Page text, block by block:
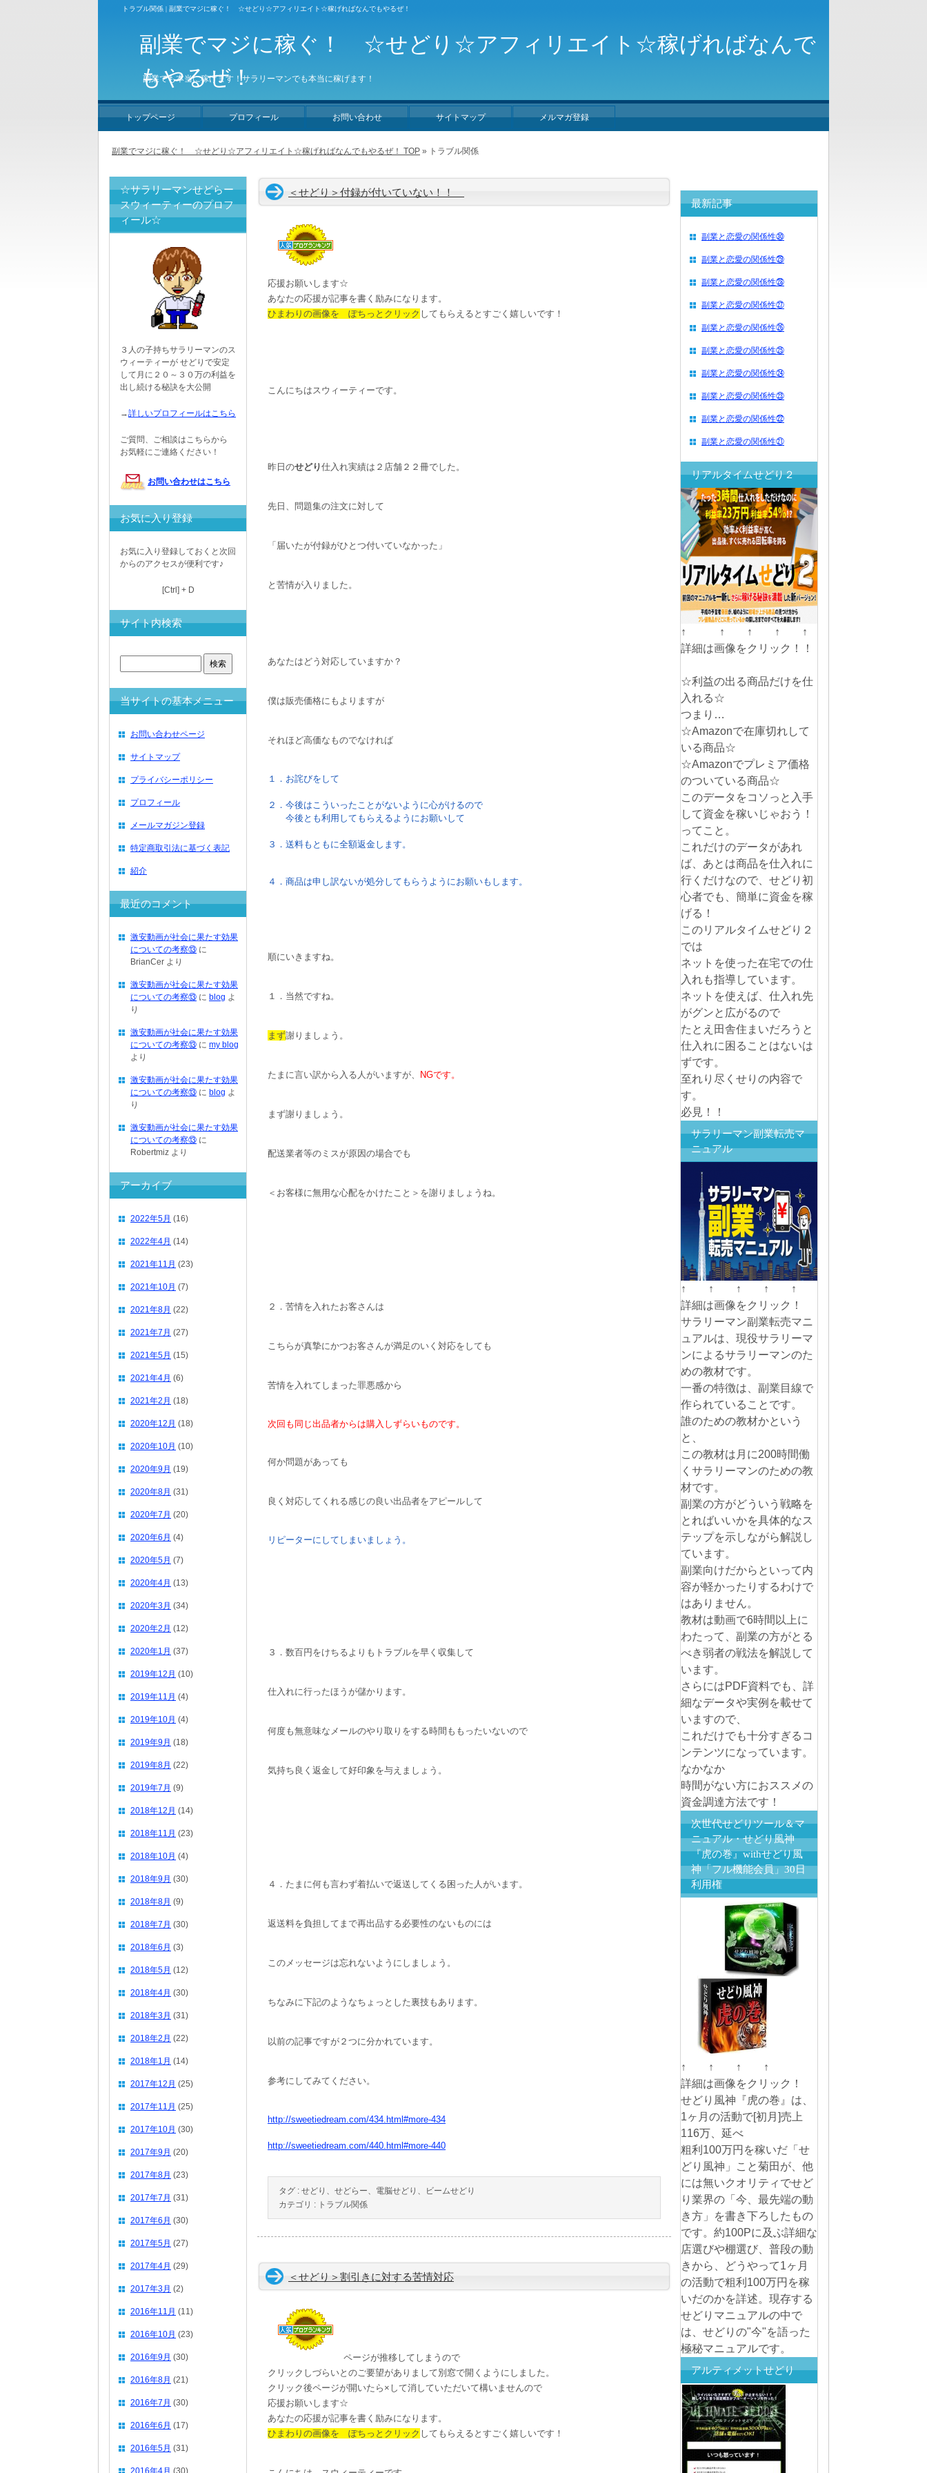
トラブル関係 | 副業でマジに稼ぐ！ ☆せどり☆アフィリエイト☆稼げればなんでもやるぜ！
＜せどり＞付録が付いていない！！
応援お願いします☆
あなたの応援が記事を書く励みになります。
ひまわりの画像を ぽちっとクリック してもらえるとすごく嬉しいです！
こんにちはスウィーティーです。
昨日のせどり仕入れ実績は２店舗２２冊でした。
先日、問題集の注文に対して
「届いたが付録がひとつ付いていなかった」
と苦情が入りました。
あなたはどう対応していますか？
僕は販売価格にもよりますが
それほど高価なものでなければ
１．お詫びをして
２．今後はこういったことがないように心がけるので
今後とも利用してもらえるようにお願いして
３．送料もともに全額返金します。
４．商品は申し訳ないが処分してもらうようにお願いもします。
順にいきますね。
１．当然ですね。
まず謝りましょう。
たまに言い訳から入る人がいますが、 NGです。
まず謝りましょう。
配送業者等のミスが原因の場合でも
＜お客様に無用な心配をかけたこと＞を謝りましょうね。
２．苦情を入れたお客さんは
こちらが真摯にかつお客さんが満足のいく対応をしても
苦情を入れてしまった罪悪感から
次回も同じ出品者からは購入しずらいものです。
何か問題があっても
良く対応してくれる感じの良い出品者をアピールして
リピーターにしてしまいましょう。
３．数百円をけちるよりもトラブルを早く収集して
仕入れに行ったほうが儲かります。
何度も無意味なメールのやり取りをする時間ももったいないので
気持ち良く返金して好印象を与えましょう。
４．たまに何も言わず着払いで返送してくる困った人がいます。
返送料を負担してまで再出品する必要性のないものには
このメッセージは忘れないようにしましょう。
ちなみに下記のようなちょっとした裏技もあります。
以前の記事ですが２つに分かれています。
参考にしてみてください。
http://sweetiedream.com/434.html#more-434
http://sweetiedream.com/440.html#more-440
タグ : せどり、せどらー、電脳せどり、ビームせどり
カテゴリ : トラブル関係
＜せどり＞割引きに対する苦情対応
ページが推移してしまうので
クリックしづらいとのご要望がありまして別窓で開くようにしました。
クリック後ページが開いたら×して消していただいて構いませんので
応援お願いします☆
あなたの応援が記事を書く励みになります。
ひまわりの画像を ぽちっとクリック してもらえるとすごく嬉しいです！
☆サラリーマンせどらー
スウィーティーのプロフ
ィール☆
３人の子持ちサラリーマンのス
ウィーティーが せどりで安定
して月に２０～３０万の利益を
出し続ける秘訣を大公開
→詳しいプロフィールはこちら
ご質問、ご相談はこちらから
お気軽にご連絡ください！
お問い合わせはこちら
お気に入り登録
お気に入り登録しておくと次回
からのアクセスが便利です♪
[Ctrl] + D
サイト内検索
当サイトの基本メニュー
お問い合わせページ
サイトマップ
プライバシーポリシー
プロフィール
メールマガジン登録
特定商取引法に基づく表記
紹介
最近のコメント
激安動画が社会に果たす効果
についての考察⑬ に
BrianCer より
激安動画が社会に果たす効果
についての考察⑬ に blog よ
り
激安動画が社会に果たす効果
についての考察⑬ に my blog
より
激安動画が社会に果たす効果
についての考察⑬ に blog よ
り
激安動画が社会に果たす効果
についての考察⑬ に
Robertmiz より
アーカイブ
2022年5月 (16)
2022年4月 (14)
2021年11月 (23)
2021年10月 (7)
2021年8月 (22)
2021年7月 (27)
2021年5月 (15)
2021年4月 (6)
2021年2月 (18)
2020年12月 (18)
2020年10月 (10)
2020年9月 (19)
2020年8月 (31)
2020年7月 (20)
2020年6月 (4)
2020年5月 (7)
2020年4月 (13)
2020年3月 (34)
2020年2月 (12)
2020年1月 (37)
2019年12月 (10)
2019年11月 (4)
2019年10月 (4)
2019年9月 (18)
2019年8月 (22)
2019年7月 (9)
2018年12月 (14)
2018年11月 (23)
2018年10月 (4)
2018年9月 (30)
2018年8月 (9)
2018年7月 (30)
2018年6月 (3)
2018年5月 (12)
2018年4月 (30)
2018年3月 (31)
2018年2月 (22)
2018年1月 (14)
2017年12月 (25)
2017年11月 (25)
2017年10月 (30)
2017年9月 (20)
2017年8月 (23)
2017年7月 (31)
2017年6月 (30)
2017年5月 (27)
2017年4月 (29)
2017年3月 (2)
2016年11月 (11)
2016年10月 (23)
2016年9月 (30)
2016年8月 (21)
2016年7月 (30)
2016年6月 (17)
2016年5月 (31)
2016年4月 (30)
最新記事
副業と恋愛の関係性㉚
副業と恋愛の関係性㉙
副業と恋愛の関係性㉘
副業と恋愛の関係性㉗
副業と恋愛の関係性㉖
副業と恋愛の関係性㉕
副業と恋愛の関係性㉔
副業と恋愛の関係性㉓
副業と恋愛の関係性㉒
副業と恋愛の関係性㉑
リアルタイムせどり２
↑ ↑ ↑ ↑ ↑
詳細は画像をクリック！！
☆利益の出る商品だけを仕
入れる☆
つまり…
☆Amazonで在庫切れして
いる商品☆
☆Amazonでプレミア価格
のついている商品☆
このデータをコソっと入手
して資金を稼いじゃおう！
ってこと。
これだけのデータがあれ
ば、あとは商品を仕入れに
行くだけなので、せどり初
心者でも、簡単に資金を稼
げる！
このリアルタイムせどり２
では
ネットを使った在宅での仕
入れも指導しています。
ネットを使えば、仕入れ先
がグンと広がるので
たとえ田舎住まいだろうと
仕入れに困ることはないは
ずです。
至れり尽くせりの内容で
す。
必見！！
サラリーマン副業転売マ
ニュアル
↑ ↑ ↑ ↑ ↑
詳細は画像をクリック！
サラリーマン副業転売マニ
ュアルは、現役サラリーマ
ンによるサラリーマンのた
めの教材です。
一番の特徴は、副業目線で
作られていることです。
誰のための教材かという
と、
この教材は月に200時間働
くサラリーマンのための教
材です。
副業の方がどういう戦略を
とればいいかを具体的なス
テップを示しながら解説し
ています。
副業向けだからといって内
容が軽かったりするわけで
はありません。
教材は動画で6時間以上に
わたって、副業の方がとる
べき弱者の戦法を解説して
います。
さらにはPDF資料でも、詳
細なデータや実例を載せて
いますので、
これだけでも十分すぎるコ
ンテンツになっています。
なかなか
時間がない方におススメの
資金調達方法です！
次世代せどりツール＆マ
ニュアル・せどり風神
『虎の巻』withせどり風
神「フル機能会員」30日
利用権
↑ ↑ ↑ ↑
詳細は画像をクリック！
せどり風神『虎の巻』は、
1ヶ月の活動で[初月]売上
116万、延べ
粗利100万円を稼いだ「せ
どり風神」こと菊田が、他
には無いクオリティでせど
り業界の「今、最先端の動
き方」を書き下ろしたもの
です。約100Pに及ぶ詳細な
店選びや棚選び、普段の動
きから、どうやって1ヶ月
の活動で粗利100万円を稼
いだのかを詳述。現存する
せどりマニュアルの中で
は、せどりの"今"を語った
極秘マニュアルです。
アルティメットせどり
副業でマジに稼ぐ！ ☆せどり☆アフィリエイト☆稼げればなんでもやるぜ！ TOP » トラブル関係
副業でマジに稼ぐ！ ☆せどり☆アフィリエイト☆稼げればなんで
もやるぜ！
副業でも本当に稼げます！サラリーマンでも本当に稼げます！
トップページ プロフィール お問い合わせ サイトマップ メルマガ登録